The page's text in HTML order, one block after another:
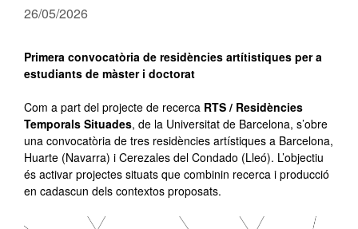
26/05/2026
Primera convocatòria de residències artítistiques per a
estudiants de màster i doctorat
Com a part del projecte de recerca RTS / Residències
Temporals Situades, de la Universitat de Barcelona, s’obre
una convocatòria de tres residències artístiques a Barcelona,
Huarte (Navarra) i Cerezales del Condado (Lleó). L’objectiu
és activar projectes situats que combinin recerca i producció
en cadascun dels contextos proposats.